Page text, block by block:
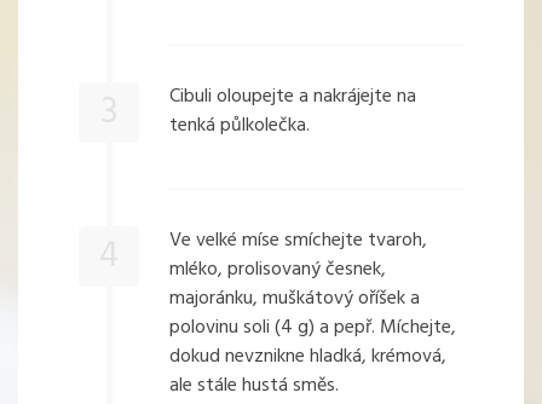
Cibuli oloupejte a nakrájejte na
tenká půlkolečka.
Ve velké míse smíchejte tvaroh,
mléko, prolisovaný česnek,
majoránku, muškátový oříšek a
polovinu soli (4 g) a pepř. Míchejte,
dokud nevznikne hladká, krémová,
ale stále hustá směs.